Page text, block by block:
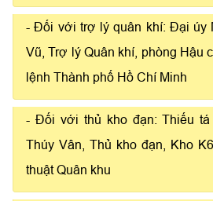
- Đối với trợ lý quân khí: Đại úy
Vũ, Trợ lý Quân khí, phòng Hậu
lệnh Thành phố Hồ Chí Minh
- Đối với thủ kho đạn: Thiếu tá
Thúy Vân, Thủ kho đạn, Kho
thuật Quân khu